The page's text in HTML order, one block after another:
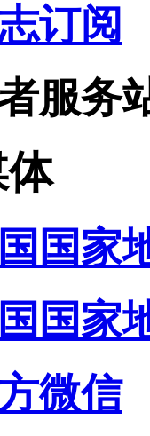
订阅
服务
国家
国家
微信